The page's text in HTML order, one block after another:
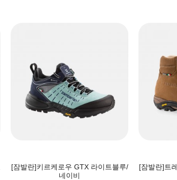
[잠발란]키르케로우 GTX 라이트블루/
네이비
[잠발란]트